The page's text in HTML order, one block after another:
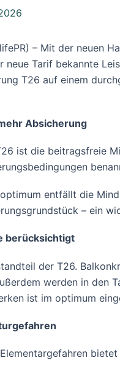
– Mit der neuen
neue Tarif bekannte
T26 auf einem
Absicherung
ist die beitragsfreie
entfällt die
– ein
berücksichtigt
der T26.
werden in den
ist im optimum